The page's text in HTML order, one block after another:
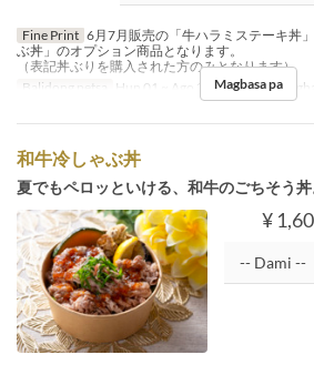
Fine Print 6月7月販売の「牛ハラミステーキ丼
ぶ丼」のオプション商品となります。
（表記丼ぶりを購入された方のみとなります）
Balidong petsa
Hun 01 ~ Ago 31 Pagkain
Magbasa pa
和牛冷しゃぶ丼
夏でもペロッといける、和牛のごちそう丼
¥